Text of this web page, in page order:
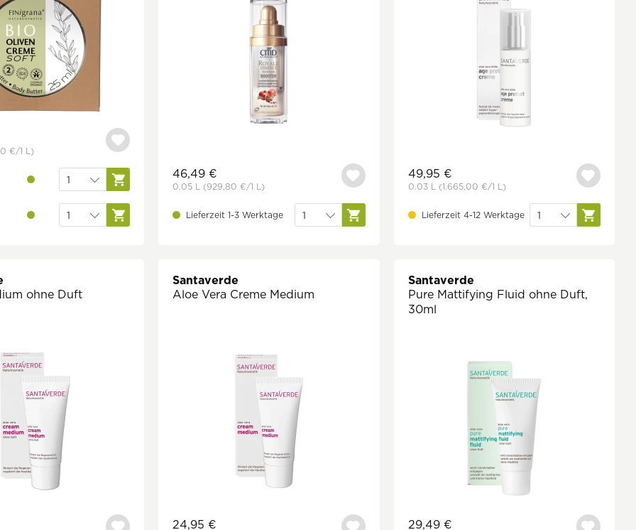
€/1 L)
46,49 €
0.05 L (929,80 €/1 L)
Lieferzeit 1-3 Werktage
49,95 €
0.03 L (1.665,00 €/1 L)
Lieferzeit 4-12 Werktage
ohne Duft
Santaverde
Aloe Vera Creme Medium
24,95 €
Santaverde
Pure Mattifying Fluid ohne Duft,
30ml
29,49 €